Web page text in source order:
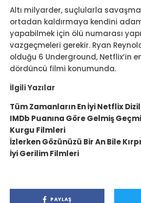
Altı milyarder, suçlularla
ortadan kaldırmaya kendini
yapabilmek için ölü numarası
vazgeçmeleri gerekir. Ryan
olduğu 6 Underground, Netflix’in
dördüncü filmi konumunda.
İlgili Yazılar
Tüm Zamanların En İyi Netflix
IMDb Puanına Göre Gelmiş
Kurgu Filmleri
İzlerken Gözünüzü Bir An Bile
İyi Gerilim Filmleri
PAYLAŞ